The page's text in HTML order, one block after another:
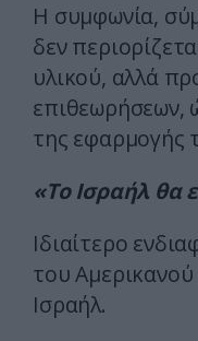
Η συμφωνία,
δεν
υλικού, αλλά
επιθεωρήσεων,
της εφαρμογής
«Το Ισραήλ θα
Ιδιαίτερο
του
Ισραήλ.